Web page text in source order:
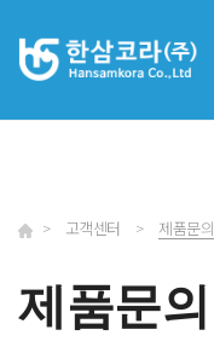
> 고객센터 > 제품문의
제품문의